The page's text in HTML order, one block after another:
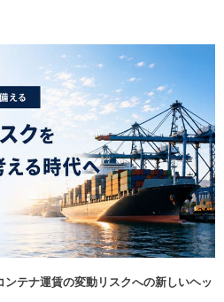
テナ運賃の変動リスクへの新しいヘッ